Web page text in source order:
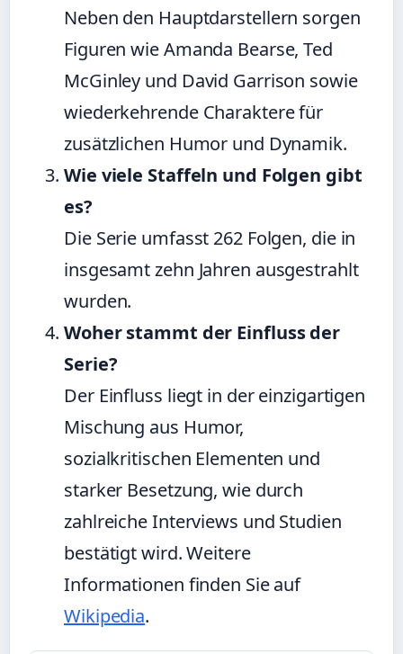
Neben den Hauptdarstellern sorgen
Figuren wie Amanda Bearse, Ted
McGinley und David Garrison sowie
wiederkehrende Charaktere für
zusätzlichen Humor und Dynamik.
Wie viele Staffeln und Folgen gibt
es?
Die Serie umfasst 262 Folgen, die in
insgesamt zehn Jahren ausgestrahlt
wurden.
Woher stammt der Einfluss der
Serie?
Der Einfluss liegt in der einzigartigen
Mischung aus Humor,
sozialkritischen Elementen und
starker Besetzung, wie durch
zahlreiche Interviews und Studien
bestätigt wird. Weitere
Informationen finden Sie auf
Wikipedia.